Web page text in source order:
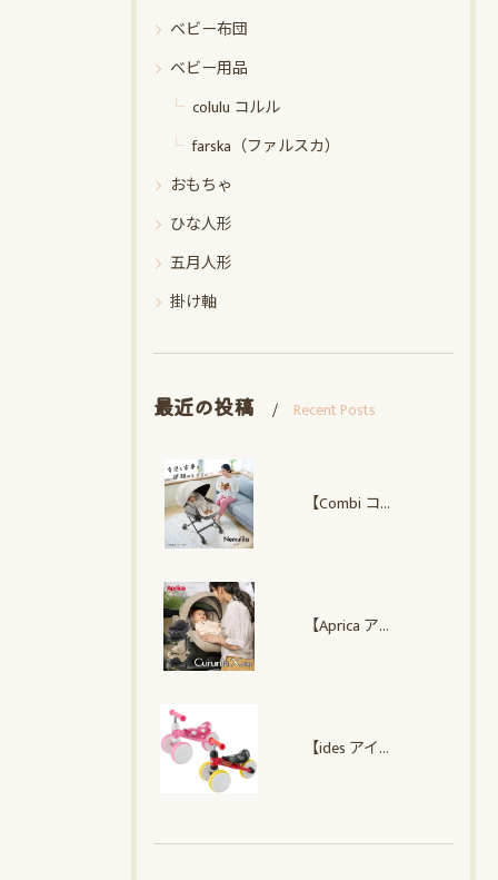
ベビー布団
ベビー用品
colulu コルル
farska（ファルスカ）
おもちゃ
ひな人形
五月人形
掛け軸
最近の投稿 Recent Posts
【Combi コンビ】 ネムリラ Auto plus NS
【Aprica アップリカ】クルリラ エックス プラスAC
【ides アイデス】 D-Bike mini ワイド ミッキー・ミニー